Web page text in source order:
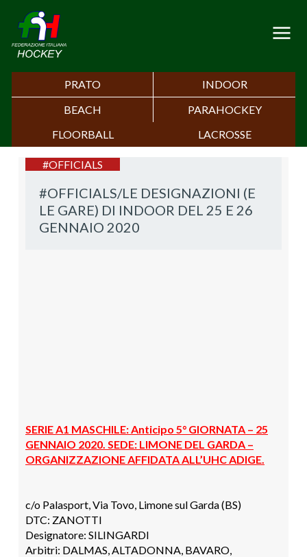
PRATO
INDOOR
BEACH
PARAHOCKEY
FLOORBALL
LACROSSE
#OFFICIALS/LE DESIGNAZIONI (E
LE GARE) DI INDOOR DEL 25 E 26
GENNAIO 2020
#OFFICIALS
SERIE A1 MASCHILE: Anticipo 5° GIORNATA – 25
GENNAIO 2020 . SEDE: LIMONE DEL GARDA –
ORGANIZZAZIONE AFFIDATA ALL’UHC ADIGE.
c/o Palasport, Via Tovo, Limone sul Garda (BS)
DTC: ZANOTTI
Designatore: SILINGARDI
Arbitri: DALMAS, ALTADONNA, BAVARO,